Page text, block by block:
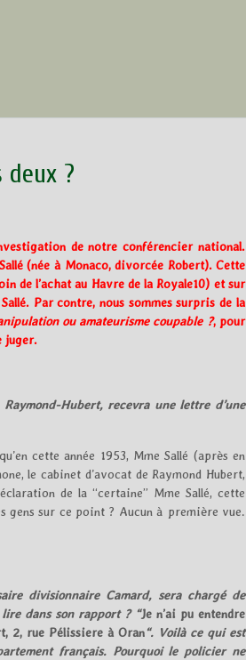
?
de notre conférencier national.
(née à Monaco, divorcée Robert). Cette
de l’achat au Havre de la Royale10) et sur
Par contre, nous sommes surpris de la
ou amateurisme coupable ?, pour
juger.
Hubert, recevra une lettre d’une
cette année 1953, Mme Sallé (après en
le cabinet d’avocat de Raymond Hubert,
de la “certaine” Mme Sallé, cette
gens sur ce point ? Aucun à première vue.
divisionnaire Camard, sera chargé de
dans son rapport ? “Je n’ai pu entendre
2, rue Pélissiere à Oran“. Voilà ce qui est
français. Pourquoi le policier ne